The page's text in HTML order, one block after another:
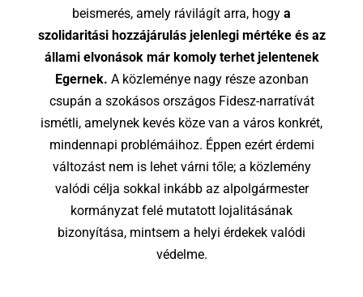
beismerés, amely rávilágít arra, hogy a
szolidaritási hozzájárulás jelenlegi mértéke és az
állami elvonások már komoly terhet jelentenek
Egernek. A közleménye nagy része azonban
csupán a szokásos országos Fidesz-narratívát
ismétli, amelynek kevés köze van a város konkrét,
mindennapi problémáihoz. Éppen ezért érdemi
változást nem is lehet várni tőle; a közlemény
valódi célja sokkal inkább az alpolgármester
kormányzat felé mutatott lojalitásának
bizonyítása, mintsem a helyi érdekek valódi
védelme.